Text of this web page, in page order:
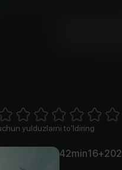
Stars4 Stars5 Stars6 Stars7 Stars8 Stars
yulduzlarni to'ldiring
42min16+